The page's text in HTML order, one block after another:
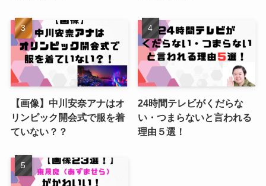
【画像】中川安奈アナはオ
リンピック開会式で服を着
ていない？？
24時間テレビがくだらな
い・つまらないと言われる
理由５選！